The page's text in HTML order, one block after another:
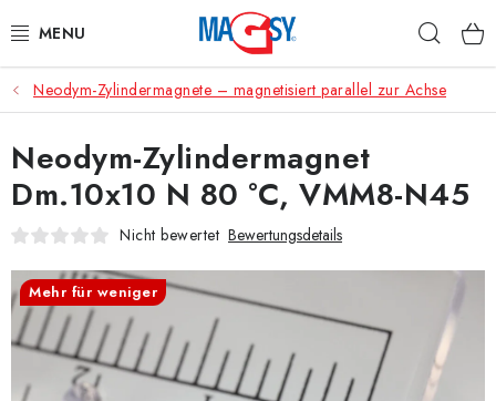
Inhalt
HAUPTKATEGORIE MAGNETE
MAGNETISCHE HILFSMITTEL
INDUSTRIEMAGNETE
SONSTIGE MAGNETE
AUS UNSERER WERKSTATT
Über uns Handelsbedingungen
Datenschutzerklärung
Neodym-Zylindermagnete – magnetisiert parallel zur Achse
Neodym-Zylindermagnet
Dm.10x10 N 80 °C, VMM8-N45
Nicht bewertet Bewertungsdetails
Mehr für weniger